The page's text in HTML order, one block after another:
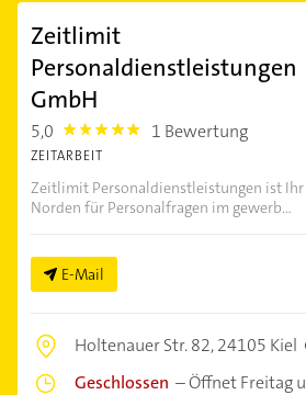
Zeitlimit
Personaldienstleistungen
GmbH
5,0 5.0 1 Bewertung
ZEITARBEIT
Zeitlimit Personaldienstleistungen ist
Norden für Personalfragen im gewerb...
E-Mail
Holtenauer Str. 82,24105 Kiel
Geschlossen –Öffnet Freitag